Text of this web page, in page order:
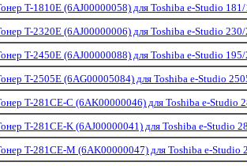
T-1810E (6AJ00000058) для Toshiba e-Studio
T-2320E (6AJ00000006) для Toshiba e-Studio
T-2450E (6AJ00000088) для Toshiba e-Studio
T-2505E (6AG00005084) для Toshiba e-Studio
T-281CE-C (6AK00000046) для Toshiba e-Studio
T-281CE-K (6AJ00000041) для Toshiba e-Studio
T-281CE-M (6AK00000047) для Toshiba e-